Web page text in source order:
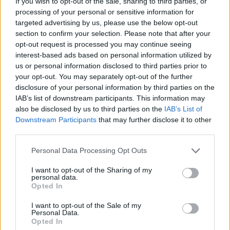
processing of your personal or sensitive information for
targeted advertising by us, please use the below opt-out
section to confirm your selection. Please note that after your
opt-out request is processed you may continue seeing
interest-based ads based on personal information utilized by
us or personal information disclosed to third parties prior to
your opt-out. You may separately opt-out of the further
disclosure of your personal information by third parties on the
IAB’s list of downstream participants. This information may
also be disclosed by us to third parties on the IAB’s List of
Downstream Participants that may further disclose it to other
Personal Data Processing Opt Outs
I want to opt-out of the Sharing of my
personal data.
Opted In
I want to opt-out of the Sale of my
Personal Data.
Opted In
Han döms för två fall av förtal och ett fall av grovt
förtal. För detta straffas han med en månads
fängelse.
De aktuella artiklarna handlar om den nedlagda
ideella föreningen Näthatsgranskaren som
arbetat med att minska hatbrott och kränkningar
på internet.
Samnytts artiklar har handlat om att beskriva
personen bakom som brottsling och
publiceringarna om personen är motiverade då
han menar att personen enligt honom är en
makthavare.
Polisen sålde mans bil – tvingas betala böter.
En man köpte en bil på kredit men när en